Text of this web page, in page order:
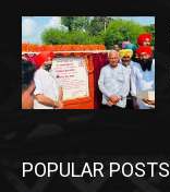
POPULAR POSTS